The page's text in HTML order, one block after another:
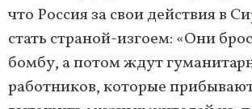
что Россия за свои действия в
стать страной-изгоем: «Они
бомбу, а потом ждут
работников, которые